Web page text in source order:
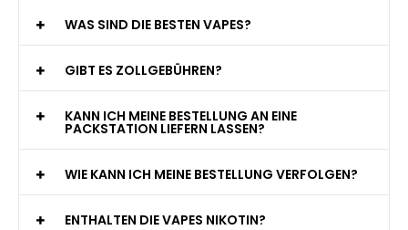
WAS SIND DIE BESTEN VAPES?
GIBT ES ZOLLGEBÜHREN?
KANN ICH MEINE BESTELLUNG AN EINE
PACKSTATION LIEFERN LASSEN?
WIE KANN ICH MEINE BESTELLUNG VERFOLGEN?
ENTHALTEN DIE VAPES NIKOTIN?